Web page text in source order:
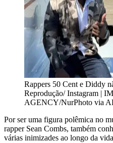
Rappers 50 Cent e Diddy
Reprodução/ Instagram |
AGENCY/NurPhoto via
Por ser uma figura polêmica no
rapper Sean Combs, também
várias inimizades ao longo da